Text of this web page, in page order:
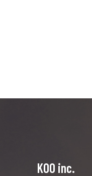
KOO inc.